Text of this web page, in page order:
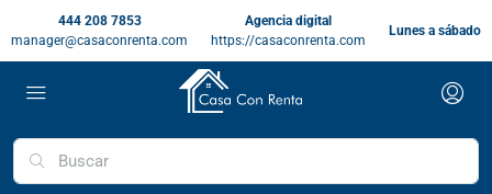
444 208 7853
manager@casaconrenta.com
Agencia digital
https://casaconrenta.com
Lunes a sábado